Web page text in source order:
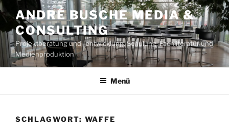
Zum
Inhalt
springen
ANDRÉ BUSCHE MEDIA &
CONSULTING
Projektberatung und -entwicklung, Schulung, Fachliteratur und
Medienproduktion
Menü
SCHLAGWORT: WAFFE